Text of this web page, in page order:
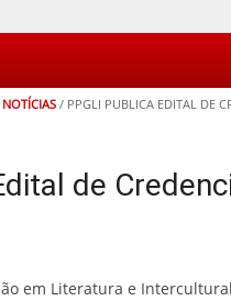
NOTÍCIAS / PPGLI PUBLICA EDITAL DE
de
em Literatura e